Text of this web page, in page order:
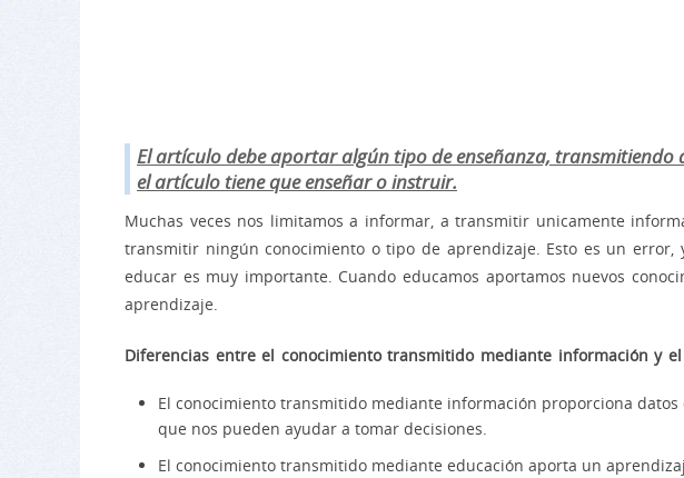
El artículo debe aportar algún tipo de enseñanza,
el artículo tiene que enseñar o instruir.
Muchas veces nos limitamos a informar, a transmitir unicamente
transmitir ningún conocimiento o tipo de aprendizaje. Esto es un
educar es muy importante. Cuando educamos aportamos nuevos
aprendizaje.
Diferencias entre el conocimiento transmitido mediante información y
El conocimiento transmitido mediante información proporciona datos
que nos pueden ayudar a tomar decisiones.
El conocimiento transmitido mediante educación aporta un